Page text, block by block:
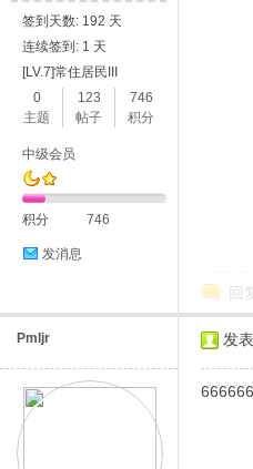
签到天数: 192 天
连续签到: 1 天
[LV.7]常住居民III
0
主题
123
帖子
746
积分
中级会员
积分 746
发消息
回
Pmljr 发